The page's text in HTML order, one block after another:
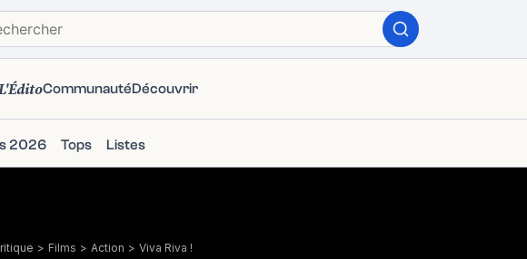
CommunautéDécouvrir
2026 Tops Listes
> Films > Action > Viva Riva !